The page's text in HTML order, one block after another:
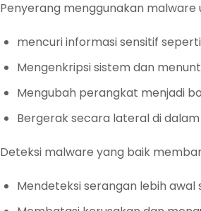
Penyerang menggunakan malware
mencuri informasi sensitif
Mengenkripsi sistem dan
Mengubah perangkat menjadi
Bergerak secara lateral di
Deteksi malware yang baik
Mendeteksi serangan lebih